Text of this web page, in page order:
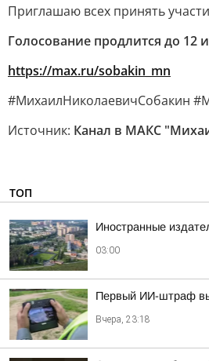
Приглашаю всех принять
Голосование продлится до 12
https://max.ru/sobakin_mn
#МихаилНиколаевичСобакин
Источник: Канал в МАКС
ТОП
Иностранные
03:00
Первый ИИ-штраф
Вчера, 23:18